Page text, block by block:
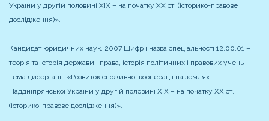
України у другій половині XIX – на початку ХХ ст. (історико-правове
дослідження)».
Кандидат юридичних наук. 2007 Шифр і назва спеціальності 12.00.01 –
теорія та історія держави і права, історія політичних і правових учень
Тема дисертації: «Розвиток споживчої кооперації на землях
Наддніпрянської України у другій половині XIX – на початку ХХ ст.
(історико-правове дослідження)».